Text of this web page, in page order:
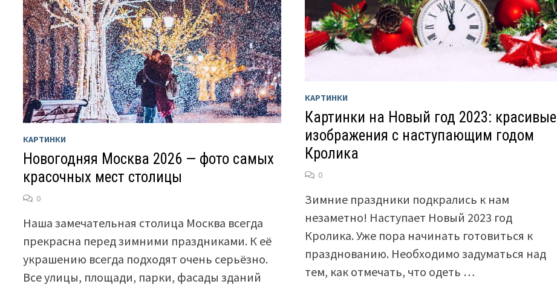
КАРТИНКИ
Новогодняя Москва 2026 — фото самых
красочных мест столицы
0
Наша замечательная столица Москва всегда
прекрасна перед зимними праздниками. К её
украшению всегда подходят очень серьёзно.
Все улицы, площади, парки, фасады зданий
КАРТИНКИ
Картинки на Новый год 2023: красивые
изображения с наступающим годом
Кролика
0
Зимние праздники подкрались к нам
незаметно! Наступает Новый 2023 год
Кролика. Уже пора начинать готовиться к
празднованию. Необходимо задуматься над
тем, как отмечать, что одеть …